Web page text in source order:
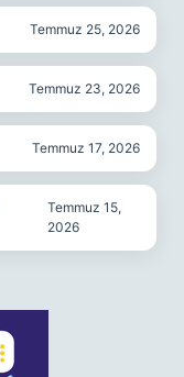
Temmuz 25, 2026
Temmuz 23, 2026
Temmuz 17, 2026
Temmuz 15,
2026